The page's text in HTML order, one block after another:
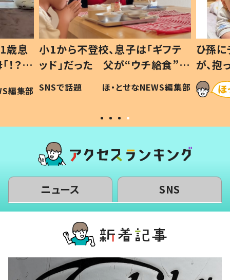
歳息
？」
編集部
小1から不登校、息子は「ギフテ
ッド」だった 父が“ウチ給食”を
作り続ける理由とは #令和の親
#令和の子
SNSで話題 ほ・とせなNEWS編集部
ひ孫
が、
「涙が
い」
ニュース SNS